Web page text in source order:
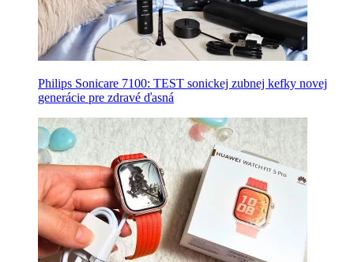
Philips Sonicare 7100: TEST sonickej zubnej kefky novej
generácie pre zdravé ďasná